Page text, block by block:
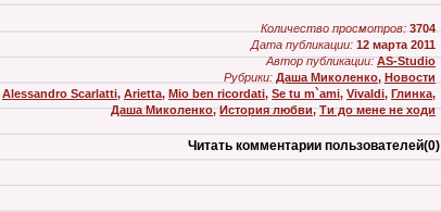
Количество просмотров: 3704
Дата публикации: 12 марта 2011
Автор публикации: AS-Studio
Рубрики: Даша Миколенко, Новости
Alessandro Scarlatti, Arietta, Mio ben ricordati, Se tu m`ami, Vivaldi, Глинка,
Даша Миколенко,История любви,Ти до мене не ходи
Читать комментарии пользователей(0)